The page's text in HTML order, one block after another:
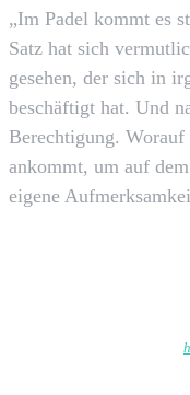
„Im Padel kommt es
Satz hat sich
gesehen, der sich in
beschäftigt hat. Und
Berechtigung. Worauf
ankommt, um auf
eigene